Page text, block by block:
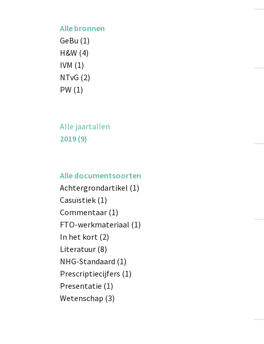
Alle bronnen
GeBu (1)
H&W (4)
IVM (1)
NTvG (2)
PW (1)
Alle jaartallen
2019 (9)
Alle documentsoorten
Achtergrondartikel (1)
Casuïstiek (1)
Commentaar (1)
FTO-werkmateriaal (1)
In het kort (2)
Literatuur (8)
NHG-Standaard (1)
Prescriptiecijfers (1)
Presentatie (1)
Wetenschap (3)